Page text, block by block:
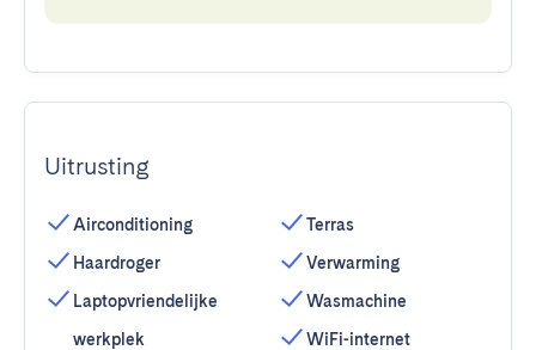
Uitrusting
Airconditioning
Haardroger
Laptopvriendelijke
werkplek
Terras
Verwarming
Wasmachine
WiFi-internet